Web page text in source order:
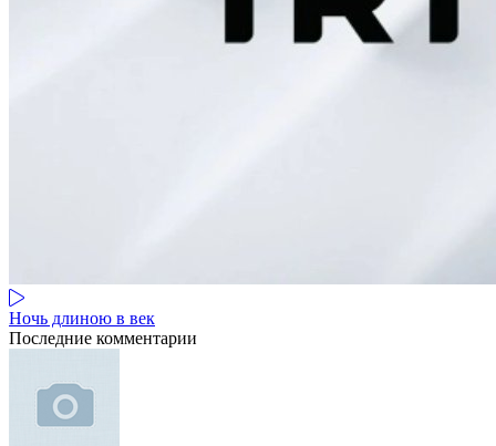
Ночь длиною в век
Последние комментарии